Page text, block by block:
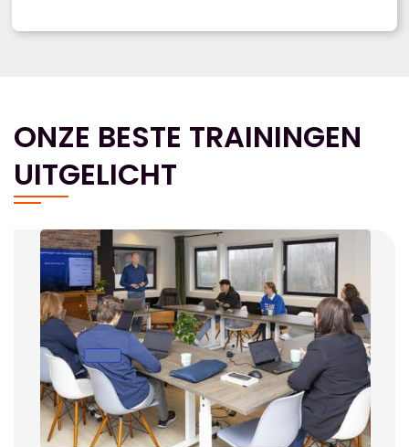
ONZE BESTE TRAININGEN
UITGELICHT